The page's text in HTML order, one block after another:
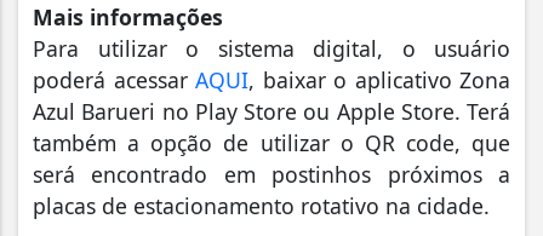
Mais informações
Para utilizar o sistema digital, o usuário
poderá acessar AQUI, baixar o aplicativo Zona
Azul Barueri no Play Store ou Apple Store. Terá
também a opção de utilizar o QR code, que
será encontrado em postinhos próximos a
placas de estacionamento rotativo na cidade.